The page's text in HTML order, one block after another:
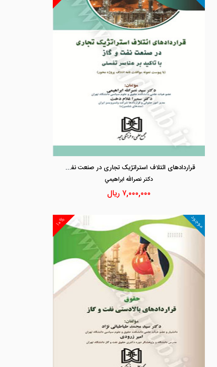
قراردادهای ائتلاف استراتژیک تجاری در صنعت نفت و گاز
دكتر نصرالله ابراهيمي
۷,۰۰۰,۰۰۰ ریال
۱۰% موجود